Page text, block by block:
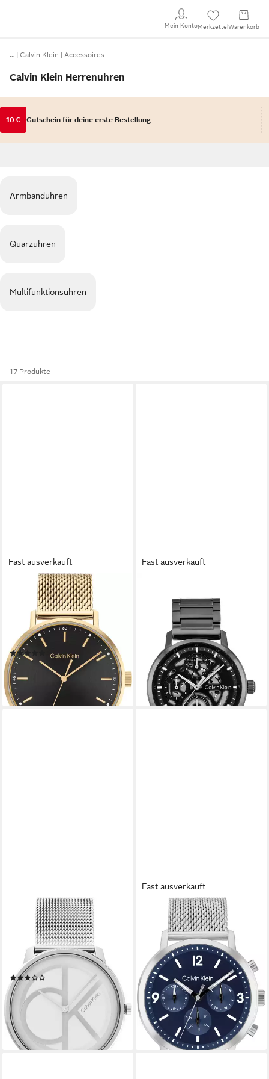
Mein KontoMerkzettel Warenkorb
… Calvin Klein Accessoires
Calvin Klein Herrenuhren
10 € Gutschein für deine erste Bestellung
Armbanduhren
Quarzuhren
Multifunktionsuhren
17 Produkte
Fast ausverkauft
CALVIN KLEIN
Quarzuhr MODERN
25200049, Armbanduhr,
Herrenuhr, Mineralglas,
Edelstahlarmband, analog
(2)
143,95 € UVP 159,00 €
-9%
lieferbar - in 2-3 Werktagen bei dir
Fast ausverkauft
Multifunktionsuhr GAUGE
25200563, Quarzuhr,
Armbanduhr, Herrenuhr,
Edelstahlarmband, analog
169,95 € UVP199,00 €
-15%
lieferbar - in 2-3 Werktagen bei dir
CALVIN KLEIN
Quarzuhr CK ICONIC 40 mm
25200027, Armbanduhr,
Damenuhr, Herrenuhr,
Edelstahlarmband, analog
125,00 € UVP 149,00 €
-16%
lieferbar - in 2-3 Werktagen bei dir
Fast ausverkauft
CALVIN KLEIN
Multifunktionsuhr GAUGE
25200438, Quarzuhr,
Armbanduhr, Herrenuhr,
Datum, Edelstahlarmband
199,00 €
lieferbar - in 2-3 Werktagen bei dir